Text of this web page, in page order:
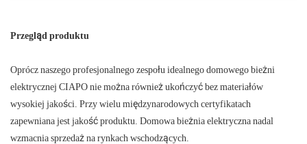
Przegląd produktu
Oprócz naszego profesjonalnego zespołu idealnego domowego bieżni
elektrycznej CIAPO nie można również ukończyć bez materiałów
wysokiej jakości. Przy wielu międzynarodowych certyfikatach
zapewniana jest jakość produktu. Domowa bieżnia elektryczna nadal
wzmacnia sprzedaż na rynkach wschodzących.